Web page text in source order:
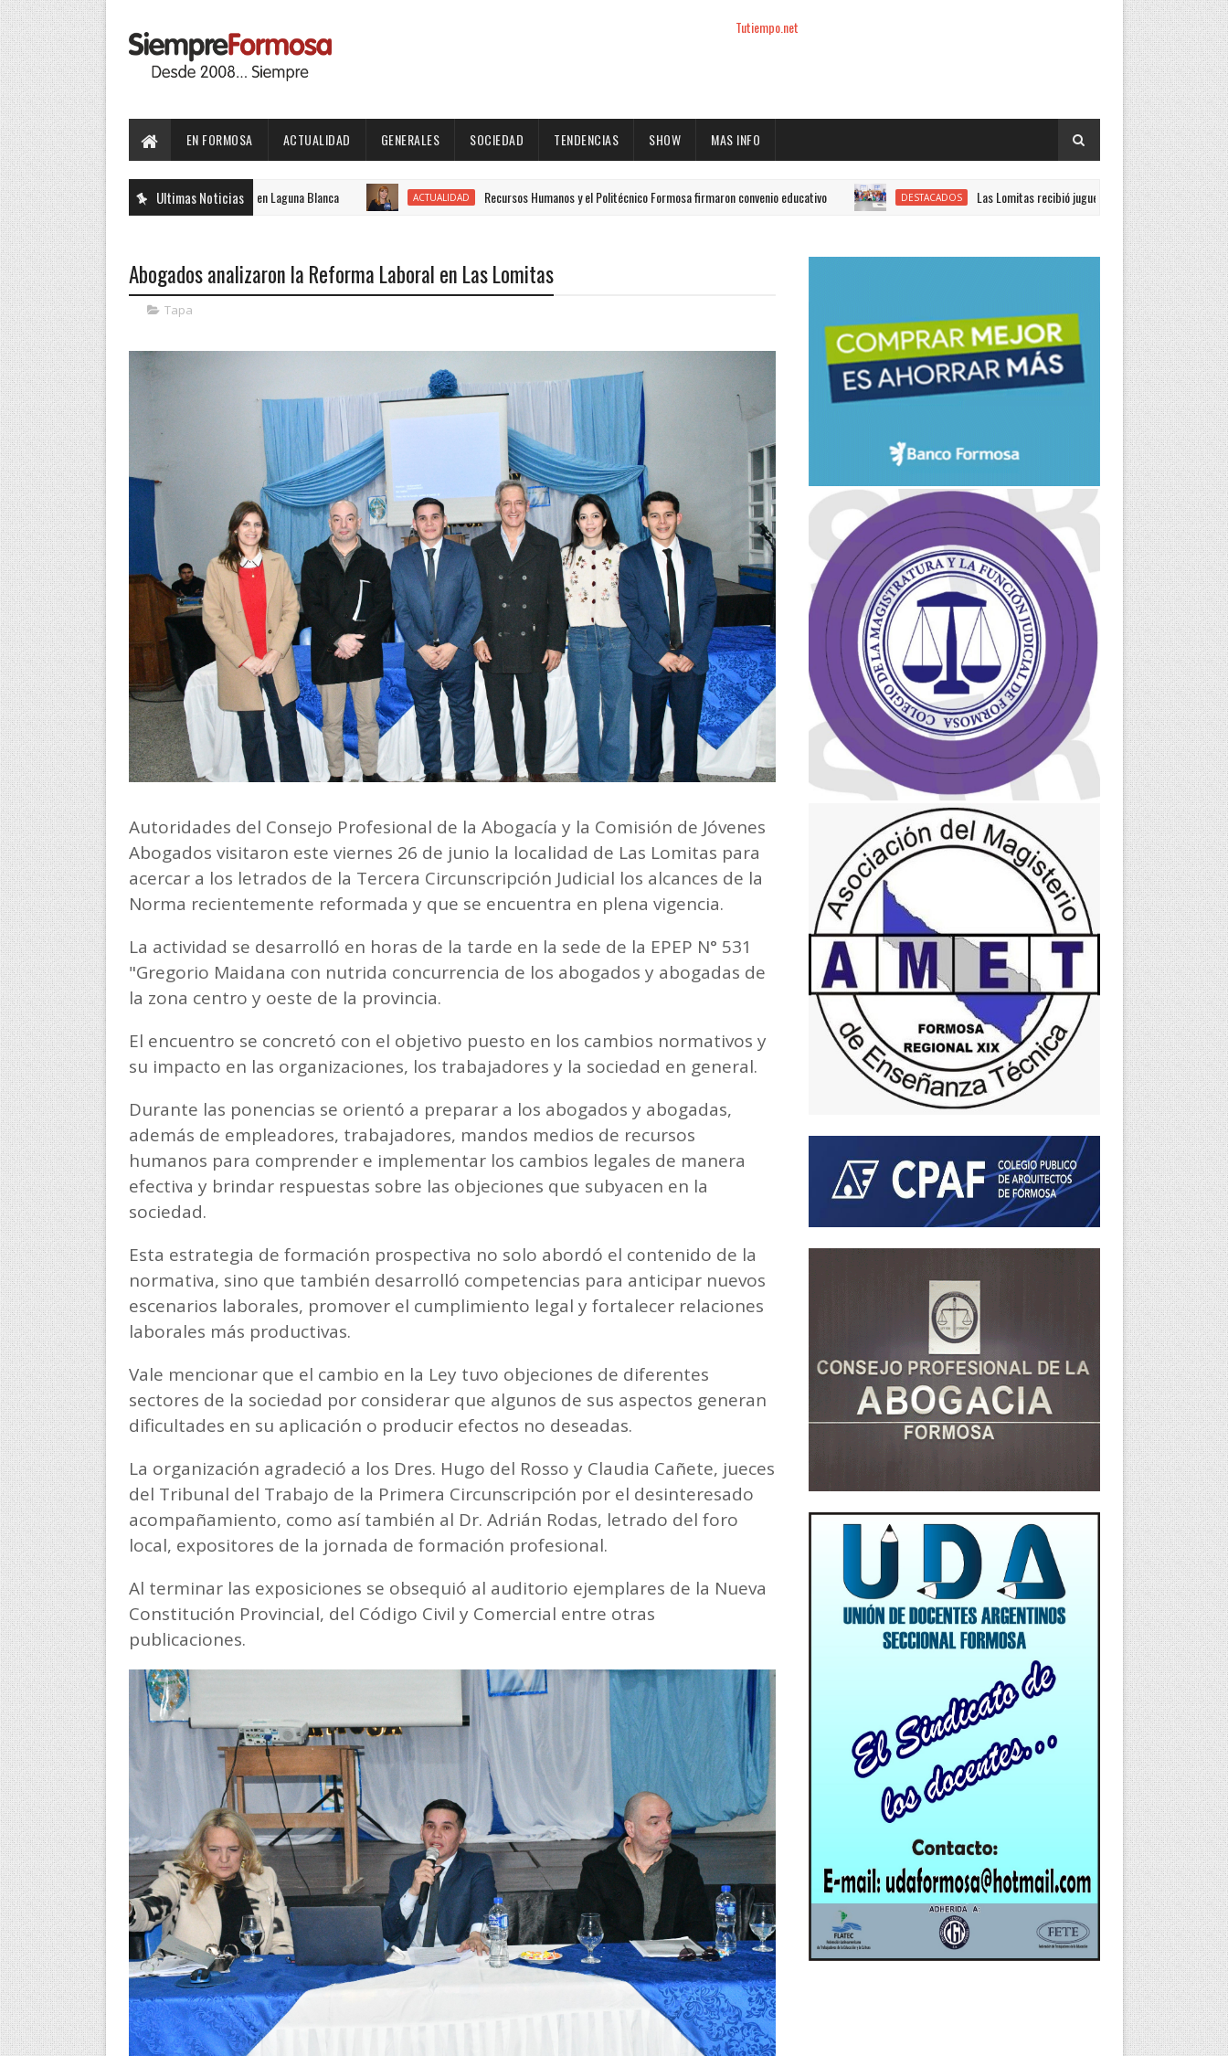
Tutiempo.net
EN FORMOSA ACTUALIDAD GENERALES SOCIEDAD TENDENCIAS SHOW MAS INFO
Ultimas Noticias ACTUALIDAD Recursos Humanos y el Politécnico Formosa firmaron convenio educativo DESTACADOS Las Lomitas recibió juguetes enviados por el Gobierno provincial para
Abogados analizaron la Reforma Laboral en Las Lomitas
Tapa
Autoridades del Consejo Profesional de la Abogacía y la Comisión de Jóvenes
Abogados visitaron este viernes 26 de junio la localidad de Las Lomitas para
acercar a los letrados de la Tercera Circunscripción Judicial los alcances de la
Norma recientemente reformada y que se encuentra en plena vigencia.
La actividad se desarrolló en horas de la tarde en la sede de la EPEP N° 531
"Gregorio Maidana con nutrida concurrencia de los abogados y abogadas de
la zona centro y oeste de la provincia.
El encuentro se concretó con el objetivo puesto en los cambios normativos y
su impacto en las organizaciones, los trabajadores y la sociedad en general.
Durante las ponencias se orientó a preparar a los abogados y abogadas,
además de empleadores, trabajadores, mandos medios de recursos
humanos para comprender e implementar los cambios legales de manera
efectiva y brindar respuestas sobre las objeciones que subyacen en la
sociedad.
Esta estrategia de formación prospectiva no solo abordó el contenido de la
normativa, sino que también desarrolló competencias para anticipar nuevos
escenarios laborales, promover el cumplimiento legal y fortalecer relaciones
laborales más productivas.
Vale mencionar que el cambio en la Ley tuvo objeciones de diferentes
sectores de la sociedad por considerar que algunos de sus aspectos generan
dificultades en su aplicación o producir efectos no deseadas.
La organización agradeció a los Dres. Hugo del Rosso y Claudia Cañete, jueces
del Tribunal del Trabajo de la Primera Circunscripción por el desinteresado
acompañamiento, como así también al Dr. Adrián Rodas, letrado del foro
local, expositores de la jornada de formación profesional.
Al terminar las exposiciones se obsequió al auditorio ejemplares de la Nueva
Constitución Provincial, del Código Civil y Comercial entre otras
publicaciones.